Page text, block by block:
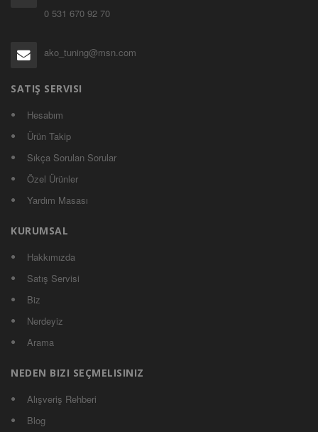
0 531 670 92 70
ako_tuning@msn.com
SATIŞ SERVISI
Hesabım
Ürün Takip
Sıkça Sorulan Sorular
Özel Ürünler
Yardım Masası
KURUMSAL
Hakkımızda
Satış Servisi
Biz
Nerdeyiz
Arama
NEDEN BIZI SEÇMELISINIZ
Alışveriş Rehberi
Blog